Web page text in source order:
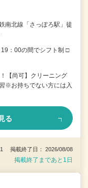
南北線「さっぽろ駅」徒
：00の間でシフト制 □
【尚可】クリーニング
※お持ちでない方には入
る
掲載終了日： 2026/08/08
掲載終了まであと1日